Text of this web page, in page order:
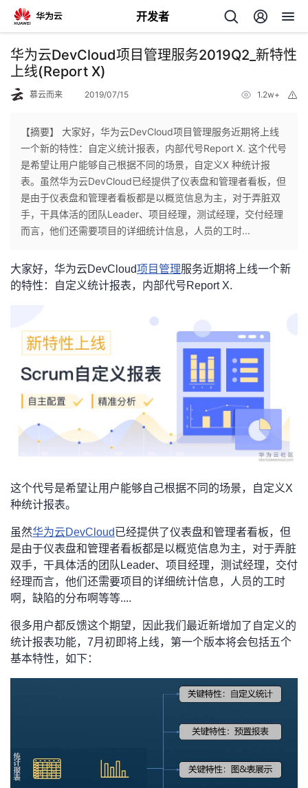
开发者
返
回
个
人
主
页
我
的
开
者
我
的
博
我
的
坛
我
圈
子
的
直
播
我
的
活
动
我
的
关
注
我
的
开
发
堂
我
的
Programs
我
的
我
华为云DevCloud项目管理服务2019Q2_新特性
上线(Report X)
慕云而来 2019/07/15 1.2w+
【摘要】 大家好，华为云DevCloud项目管理服务近期将上线
一个新的特性：自定义统计报表，内部代号Report X. 这个代号
是希望让用户能够自己根据不同的场景，自定义X 种统计报
表。虽然华为云DevCloud已经提供了仪表盘和管理者看板，但
是由于仪表盘和管理者看板都是以概览信息为主，对于弄脏双
手，干具体活的团队Leader、项目经理，测试经理，交付经理
而言，他们还需要项目的详细统计信息，人员的工时...
大家好，华为云DevCloud项目管理服务近期将上线一个新
的特性：自定义统计报表，内部代号Report X.
这个代号是希望让用户能够自己根据不同的场景，自定义X
种统计报表。
虽然华为云DevCloud 已经提供了仪表盘和管理者看板，但
是由于仪表盘和管理者看板都是以概览信息为主，对于弄脏
双手，干具体活的团队Leader、项目经理，测试经理，交付
经理而言，他们还需要项目的详细统计信息，人员的工时
啊，缺陷的分布啊等等....
很多用户都反馈这个期望，因此我们最近新增加了自定义的
统计报表功能，7月初即将上线，第一个版本将会包括五个
基本特性，如下：